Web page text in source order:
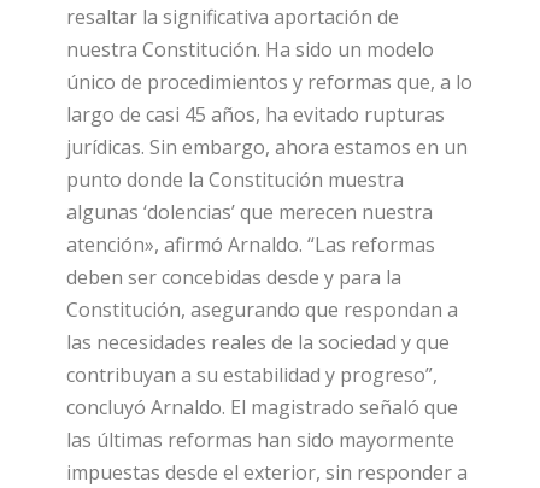
resaltar la significativa aportación de
nuestra Constitución. Ha sido un modelo
único de procedimientos y reformas que, a lo
largo de casi 45 años, ha evitado rupturas
jurídicas. Sin embargo, ahora estamos en un
punto donde la Constitución muestra
algunas ‘dolencias’ que merecen nuestra
atención», afirmó Arnaldo. “Las reformas
deben ser concebidas desde y para la
Constitución, asegurando que respondan a
las necesidades reales de la sociedad y que
contribuyan a su estabilidad y progreso”,
concluyó Arnaldo. El magistrado señaló que
las últimas reformas han sido mayormente
impuestas desde el exterior, sin responder a